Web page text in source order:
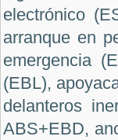
electrónico
arranque en
emergencia
(EBL),
delanteros
ABS+EBD,